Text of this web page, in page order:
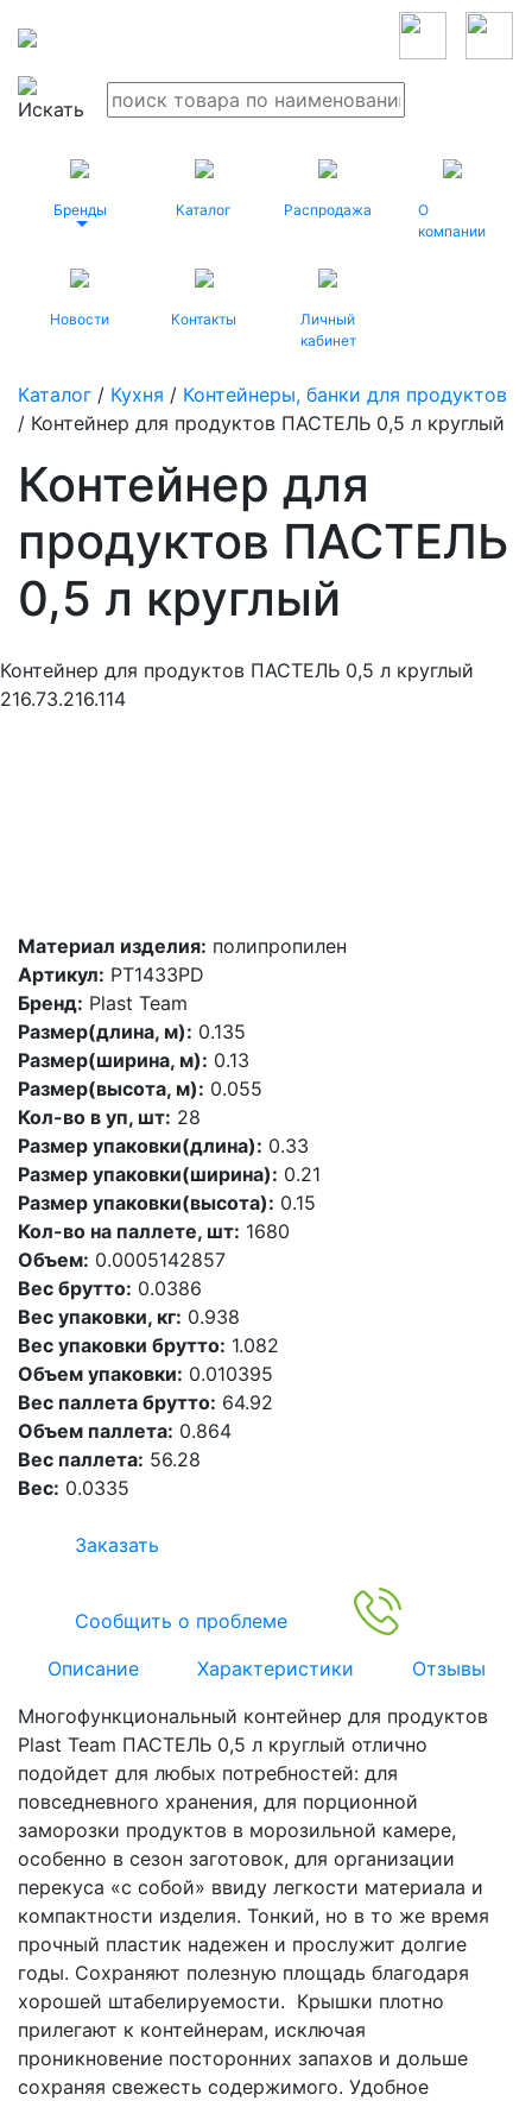
Бренды Каталог Распродажа
О
компании
Новости Контакты
Личный
кабинет
Каталог / Кухня / Контейнеры, банки для продуктов
/ Контейнер для продуктов ПАСТЕЛЬ 0,5 л круглый
Контейнер для
продуктов ПАСТЕЛЬ
0,5 л круглый
Контейнер для продуктов ПАСТЕЛЬ 0,5 л круглый
216.73.216.114
Материал изделия: полипропилен
Артикул: PT1433PD
Бренд: Plast Team
Размер(длина, м): 0.135
Размер(ширина, м): 0.13
Размер(высота, м): 0.055
Кол-во в уп, шт: 28
Размер упаковки(длина): 0.33
Размер упаковки(ширина): 0.21
Размер упаковки(высота): 0.15
Кол-во на паллете, шт: 1680
Объем: 0.0005142857
Вес брутто: 0.0386
Вес упаковки, кг: 0.938
Вес упаковки брутто: 1.082
Объем упаковки: 0.010395
Вес паллета брутто: 64.92
Объем паллета: 0.864
Вес паллета: 56.28
Вес: 0.0335
Заказать
Сообщить о проблеме
Описание
Характеристики
Отзывы
Многофункциональный контейнер для продуктов
Plast Team ПАСТЕЛЬ 0,5 л круглый отлично
подойдет для любых потребностей: для
повседневного хранения, для порционной
заморозки продуктов в морозильной камере,
особенно в сезон заготовок, для организации
перекуса «с собой» ввиду легкости материала и
компактности изделия. Тонкий, но в то же время
прочный пластик надежен и прослужит долгие
годы. Сохраняют полезную площадь благодаря
хорошей штабелируемости. Крышки плотно
прилегают к контейнерам, исключая
проникновение посторонних запахов и дольше
сохраняя свежесть содержимого. Удобное